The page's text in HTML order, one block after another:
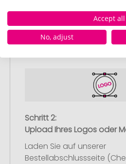
Werbeartikel aus und
nach Ihren Vorstellungen
Anschließend legen Sie
Schritt 2:
Upload Ihres Logos oder
Laden Sie auf unserer
Bestellabschlussseite
Accept all
No, adjust